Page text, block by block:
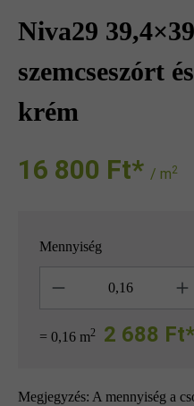
Niva29
szemcseszórt
krém
16 800 Ft‎‎‎* / m2
Mennyiség
= 0,16 m2 2 688 Ft*
Megjegyzés: A mennyiség a